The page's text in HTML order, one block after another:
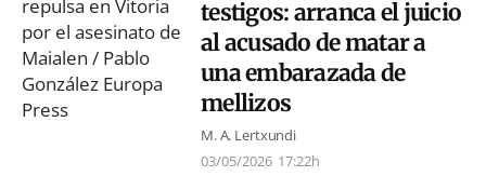
testigos: arranca el juicio
al acusado de matar a
una embarazada de
mellizos
M. A. Lertxundi
03/05/2026 17:22h